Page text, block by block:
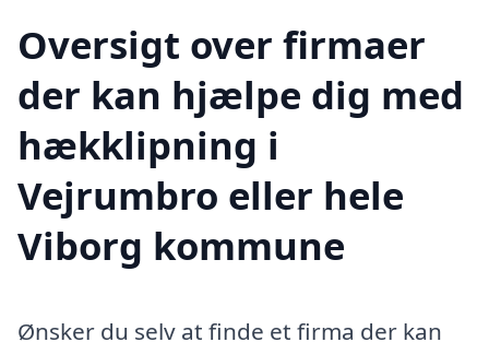
Oversigt over firmaer
der kan hjælpe dig med
hækklipning i
Vejrumbro eller hele
Viborg kommune
Ønsker du selv at finde et firma der kan